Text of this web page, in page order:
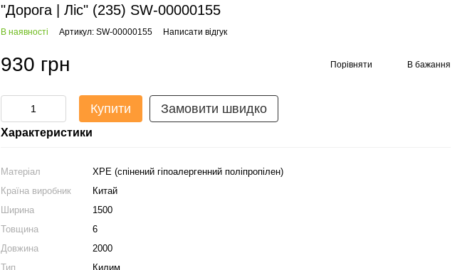
"Дорога | Ліс" (235) SW-00000155
В наявності Артикул: SW-00000155 Написати відгук
930 грн Порівняти В бажання
Купити Замовити швидко
Характеристики
Матеріал
XPE (спінений гіпоалергенний поліпропілен)
Країна виробник
Китай
Ширина
1500
Товщина
6
Довжина
2000
Тип
Килим